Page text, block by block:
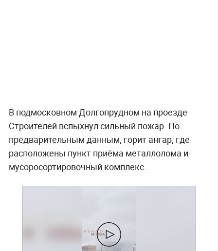
В подмосковном Долгопрудном на проезде
Строителей вспыхнул сильный пожар. По
предварительным данным, горит ангар, где
расположены пункт приёма металлолома и
мусоросортировочный комплекс.